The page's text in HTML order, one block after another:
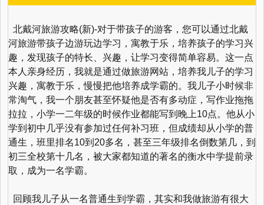
北戴河旅游攻略(新)-对于带孩子的游客，您可以通过北戴
河旅游带孩子边游玩边学习，寓教于乐，培养孩子的学习兴
趣，发现孩子的特长、兴趣，让学习变得简单容易。这一点
本人亲身经历，我就是通过做旅游网站，培养我儿子的学习
兴趣，寓教于乐，慢慢把他培养成学霸的。我儿子小时候非
常淘气，我一个朋友甚至怀疑他是否有多动症，写作业拖拖
拉拉，小学一二年级的时候作业都能写到晚上10点。他从小
学到初中几乎没有参加过任何补习班，但成绩却从小学的普
通生，班里排名10到20多名，甚至三年级排名倒数第几，到
初三全校第十几名，被大家都知道的著名的衡水中学提前录
取，成为一名学霸。
回顾我儿子从一名普通生到学霸，其实和我做旅游有很大